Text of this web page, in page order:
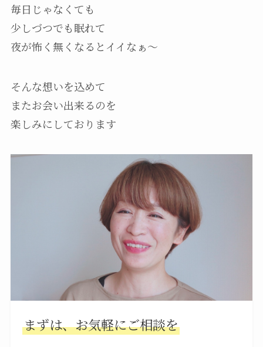
毎日じゃなくても
少しづつでも眠れて
夜が怖く無くなるとイイなぁ～
そんな想いを込めて
またお会い出来るのを
楽しみにしております
まずは、お気軽にご相談を